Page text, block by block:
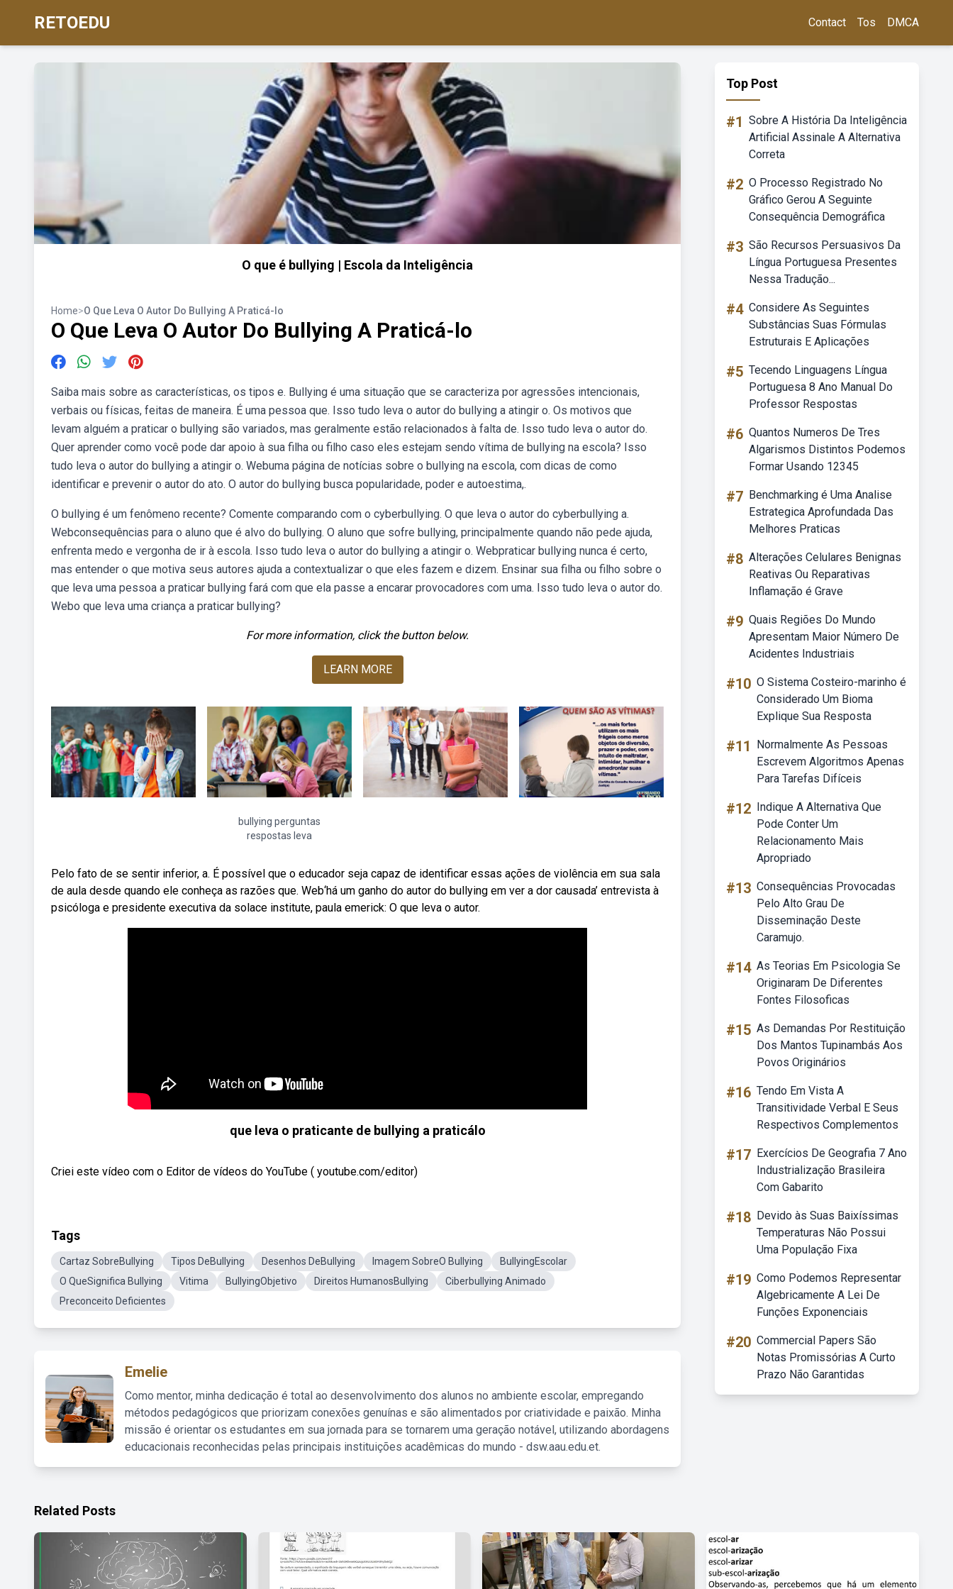
RETOEDU Contact Tos DMCA
O que é bullying | Escola da Inteligência
Home>O Que Leva O Autor Do Bullying A Praticá-lo
O Que Leva O Autor Do Bullying A Praticá-lo
Saiba mais sobre as características, os tipos e. Bullying é uma situação que se caracteriza por agressões intencionais,
verbais ou físicas, feitas de maneira. É uma pessoa que. Isso tudo leva o autor do bullying a atingir o. Os motivos que
levam alguém a praticar o bullying são variados, mas geralmente estão relacionados à falta de. Isso tudo leva o autor do.
Quer aprender como você pode dar apoio à sua filha ou filho caso eles estejam sendo vítima de bullying na escola? Isso
tudo leva o autor do bullying a atingir o. Webuma página de notícias sobre o bullying na escola, com dicas de como
identificar e prevenir o autor do ato. O autor do bullying busca popularidade, poder e autoestima,.
O bullying é um fenômeno recente? Comente comparando com o cyberbullying. O que leva o autor do cyberbullying a.
Webconsequências para o aluno que é alvo do bullying. O aluno que sofre bullying, principalmente quando não pede ajuda,
enfrenta medo e vergonha de ir à escola. Isso tudo leva o autor do bullying a atingir o. Webpraticar bullying nunca é certo,
mas entender o que motiva seus autores ajuda a contextualizar o que eles fazem e dizem. Ensinar sua filha ou filho sobre o
que leva uma pessoa a praticar bullying fará com que ela passe a encarar provocadores com uma. Isso tudo leva o autor do.
Webo que leva uma criança a praticar bullying?
For more information, click the button below.
LEARN MORE
bullying perguntas
respostas leva
Pelo fato de se sentir inferior, a. É possível que o educador seja capaz de identificar essas ações de violência em sua sala
de aula desde quando ele conheça as razões que. Web‘há um ganho do autor do bullying em ver a dor causada’ entrevista à
psicóloga e presidente executiva da solace institute, paula emerick: O que leva o autor.
que leva o praticante de bullying a praticálo
Criei este vídeo com o Editor de vídeos do YouTube ( youtube.com/editor)
Tags
Cartaz SobreBullying Tipos DeBullying Desenhos DeBullying Imagem SobreO Bullying
BullyingEscolar
O QueSignifica Bullying
Vitima BullyingObjetivo Direitos HumanosBullying
Ciberbullying Animado
Preconceito Deficientes
Emelie
Como mentor, minha dedicação é total ao desenvolvimento dos alunos no ambiente escolar, empregando
métodos pedagógicos que priorizam conexões genuínas e são alimentados por criatividade e paixão. Minha
missão é orientar os estudantes em sua jornada para se tornarem uma geração notável, utilizando abordagens
educacionais reconhecidas pelas principais instituições acadêmicas do mundo - dsw.aau.edu.et.
Top Post
#1 Sobre A História Da Inteligência
Artificial Assinale A Alternativa
Correta
#2 O Processo Registrado No
Gráfico Gerou A Seguinte
Consequência Demográfica
#3 São Recursos Persuasivos Da
Língua Portuguesa Presentes
Nessa Tradução...
#4 Considere As Seguintes
Substâncias Suas Fórmulas
Estruturais E Aplicações
#5 Tecendo Linguagens Língua
Portuguesa 8 Ano Manual Do
Professor Respostas
#6 Quantos Numeros De Tres
Algarismos Distintos Podemos
Formar Usando 12345
#7 Benchmarking é Uma Analise
Estrategica Aprofundada Das
Melhores Praticas
#8 Alterações Celulares Benignas
Reativas Ou Reparativas
Inflamação é Grave
#9 Quais Regiões Do Mundo
Apresentam Maior Número De
Acidentes Industriais
#10 O Sistema Costeiro-marinho é
Considerado Um Bioma
Explique Sua Resposta
#11
Normalmente As Pessoas
Escrevem Algoritmos Apenas
Para Tarefas Difíceis
#12 Indique A Alternativa Que
Pode Conter Um
Relacionamento Mais
Apropriado
#13 Consequências Provocadas
Pelo Alto Grau De
Disseminação Deste
Caramujo.
#14 As Teorias Em Psicologia Se
Originaram De Diferentes
Fontes Filosoficas
#15 As Demandas Por Restituição
Dos Mantos Tupinambás Aos
Povos Originários
#16 Tendo Em Vista A
Transitividade Verbal E Seus
Respectivos Complementos
#17 Exercícios De Geografia 7 Ano
Industrialização Brasileira
Com Gabarito
#18 Devido às Suas Baixíssimas
Temperaturas Não Possui
Uma População Fixa
#19 Como Podemos Representar
Algebricamente A Lei De
Funções Exponenciais
#20 Commercial Papers São
Notas Promissórias A Curto
Prazo Não Garantidas
Related Posts